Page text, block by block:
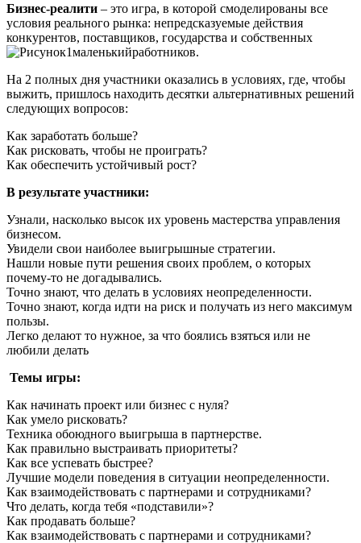
Бизнес-реалити – это игра, в которой смоделированы все
условия реального рынка: непредсказуемые действия
конкурентов, поставщиков, государства и собственных
работников.
На 2 полных дня участники оказались в условиях, где, чтобы
выжить, пришлось находить десятки альтернативных решений
следующих вопросов:
Как заработать больше?
Как рисковать, чтобы не проиграть?
Как обеспечить устойчивый рост?
В результате участники:
Узнали, насколько высок их уровень мастерства управления
бизнесом.
Увидели свои наиболее выигрышные стратегии.
Нашли новые пути решения своих проблем, о которых
почему-то не догадывались.
Точно знают, что делать в условиях неопределенности.
Точно знают, когда идти на риск и получать из него максимум
пользы.
Легко делают то нужное, за что боялись взяться или не
любили делать
Темы игры:
Как начинать проект или бизнес с нуля?
Как умело рисковать?
Техника обоюдного выигрыша в партнерстве.
Как правильно выстраивать приоритеты?
Как все успевать быстрее?
Лучшие модели поведения в ситуации неопределенности.
Как взаимодействовать с партнерами и сотрудниками?
Что делать, когда тебя «подставили»?
Как продавать больше?
Как взаимодействовать с партнерами и сотрудниками?